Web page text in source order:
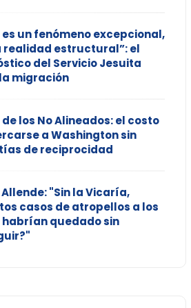
es un fenómeno excepcional,
realidad estructural”: el
del Servicio Jesuita
migración
los No Alineados: el costo
a Washington sin
de reciprocidad
"Sin la Vicaría,
casos de atropellos a los
habrían quedado sin